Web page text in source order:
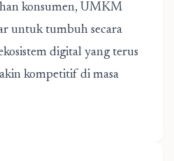
konsumen, UMKM
untuk tumbuh secara
digital yang terus
kompetitif di masa